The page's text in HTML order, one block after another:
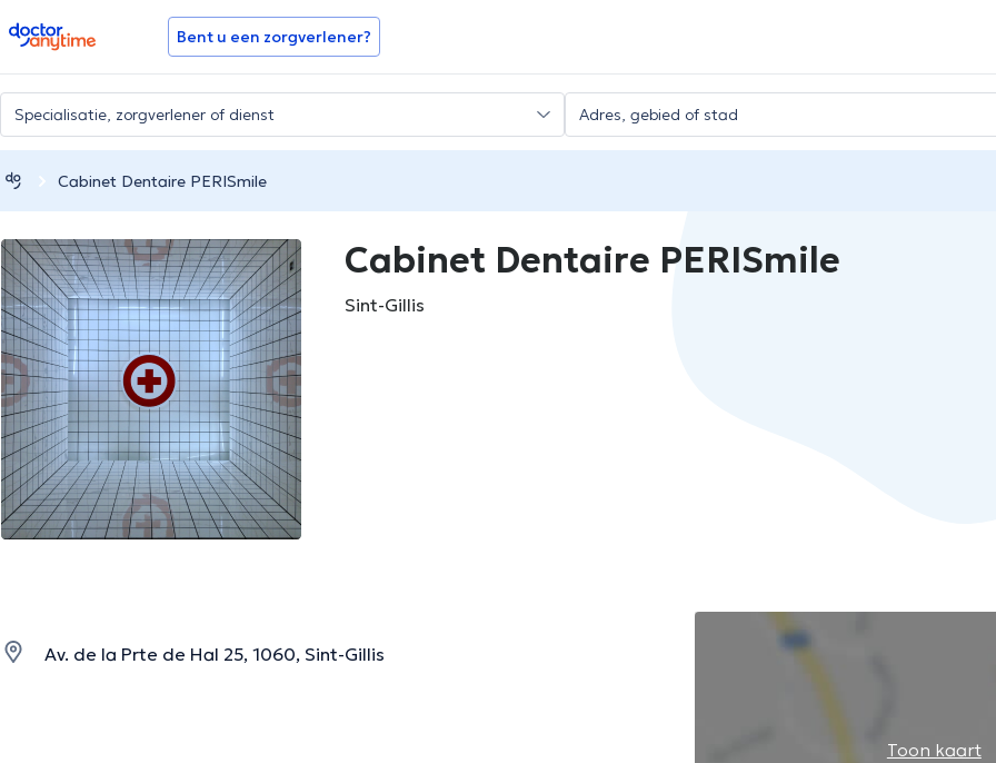
doctoranytime Bent u een zorgverlener?
Cabinet Dentaire PERISmile
Cabinet Dentaire PERISmile
Sint-Gillis
Av. de la Prte de Hal 25, 1060, Sint-Gillis
Toon kaart